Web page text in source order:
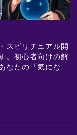
スピリチュアル開
。初心者向けの解
なたの「気にな